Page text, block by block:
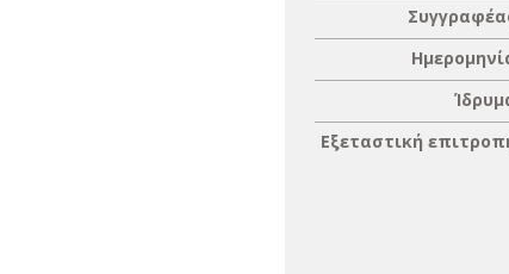
Εξεταστική